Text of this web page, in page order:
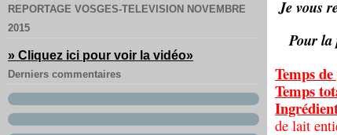
REPORTAGE VOSGES-TELEVISION NOVEMBRE
2015
» Cliquez ici pour voir la vidéo»
Derniers commentaires
Je vous
Pour la
Temps
Temps
de lait